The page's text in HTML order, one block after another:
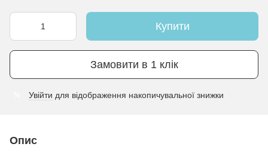
Купити
Замовити в 1 клік
Увійти для відображення накопичувальної знижки
Опис